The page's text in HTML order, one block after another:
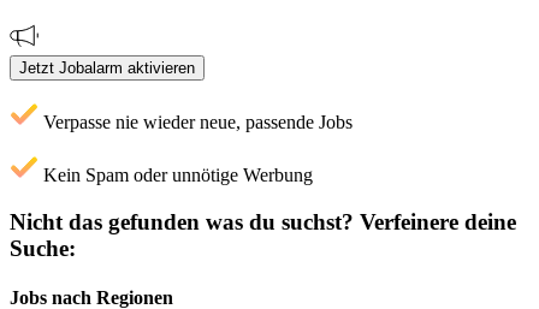
Jetzt Jobalarm aktivieren
Verpasse nie wieder neue, passende Jobs
Kein Spam oder unnötige Werbung
Nicht das gefunden was du suchst? Verfeinere deine
Suche:
Jobs nach Regionen